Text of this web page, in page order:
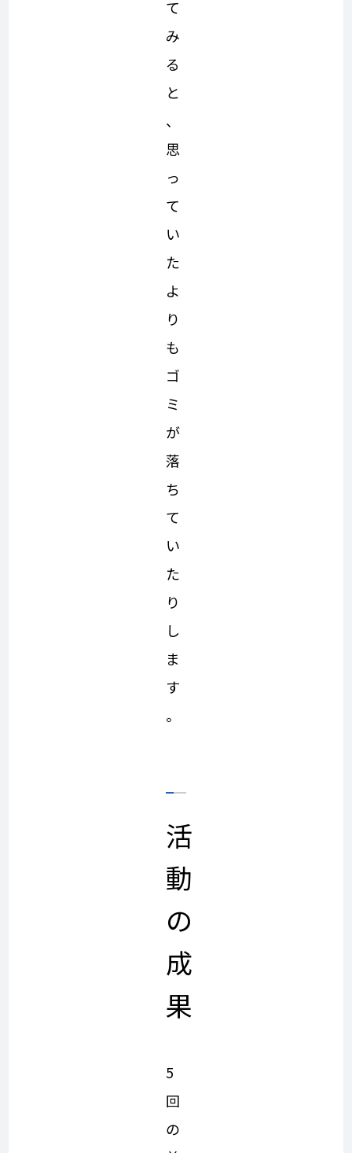
て
み
る
と
、
思
っ
て
い
た
よ
り
も
ゴ
ミ
が
落
ち
て
い
た
り
し
ま
す
。
活
動
の
成
果
5
回
の